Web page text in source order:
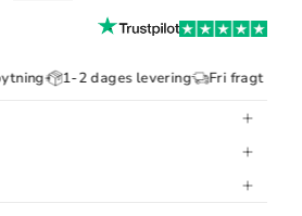
1-2 dages levering Fri fragt over 399 kr.